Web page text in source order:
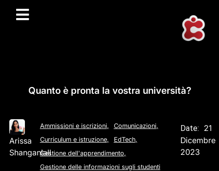
Quanto è pronta la vostra università?
Arissa
Shanganlall
Ammissioni e iscrizioni, Comunicazioni,
Curriculum e istruzione, EdTech,
Gestione dell'apprendimento,
Gestione delle informazioni sugli studenti
Date:
21
Dicembre
2023